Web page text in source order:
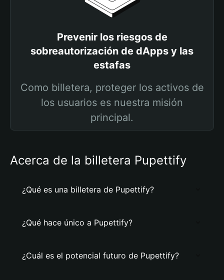
Prevenir los riesgos de
sobreautorización de dApps y las
estafas
Como billetera, proteger los activos de
los usuarios es nuestra misión
principal.
Acerca de la billetera Pupettify
¿Qué es una billetera de Pupettify?
¿Qué hace único a Pupettify?
¿Cuál es el potencial futuro de Pupettify?